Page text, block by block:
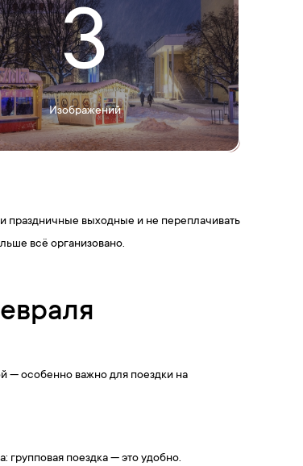
3
Изображений
праздничные выходные и не переплачивать
всё организовано.
— особенно важно для поездки на
групповая поездка — это удобно.